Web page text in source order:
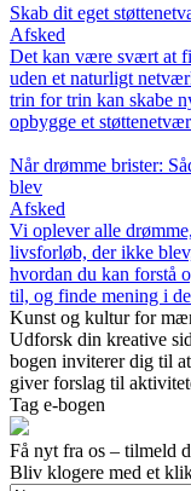
Skab dit eget
Afsked
Det kan være svært at
uden et naturligt
trin for trin kan skabe
opbygge et
Når drømme brister:
blev
Afsked
Vi oplever alle
livsforløb, der ikke
hvordan du kan forstå
til, og finde mening i
Kunst og kultur for
Udforsk din kreative
bogen inviterer dig til
giver forslag til
Tag e-bogen
Få nyt fra os – tilmeld
Bliv klogere med et